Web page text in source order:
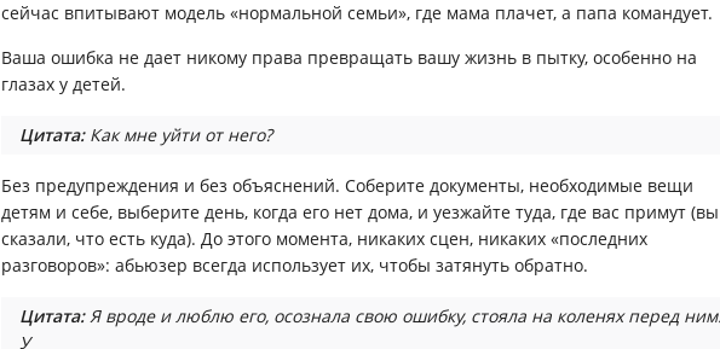
сейчас впитывают модель «нормальной семьи», где мама плачет, а папа командует.
Ваша ошибка не дает никому права превращать вашу жизнь в пытку, особенно на
глазах у детей.
Цитата: Как мне уйти от него?
Без предупреждения и без объяснений. Соберите документы, необходимые вещи
детям и себе, выберите день, когда его нет дома, и уезжайте туда, где вас примут (вы
сказали, что есть куда). До этого момента, никаких сцен, никаких «последних
разговоров»: абьюзер всегда использует их, чтобы затянуть обратно.
Цитата:Я вроде и люблю его, осознала свою ошибку, стояла на коленях перед
У